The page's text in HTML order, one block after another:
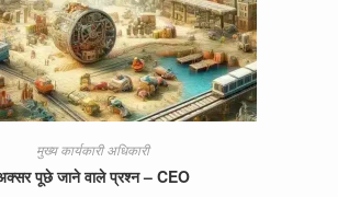
मुख्य कार्यकारी अधिकारी
पूछे जाने वाले प्रश्न – CEO